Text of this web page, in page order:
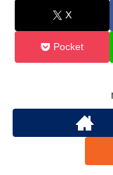
X
Pocket